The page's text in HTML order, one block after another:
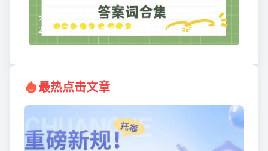
2026-08-08 17:14:22
26年8月SAT考前救急:词汇题高频答案词免费领取!
最热点击文章